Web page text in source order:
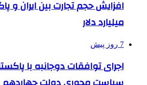
میلیارد دلار
7 روز پیش
اجرای توافقات دوجانبه با